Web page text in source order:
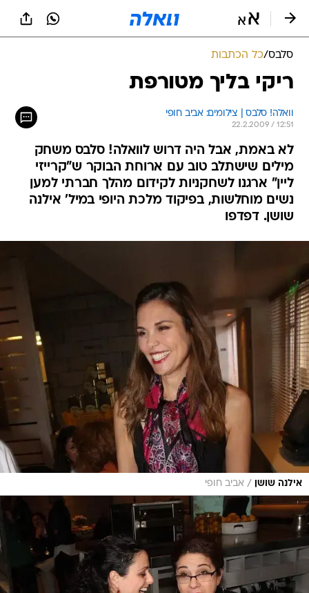
סלבס/כל הכתבות
ריקי בליך מטורפת
וואלה! סלבס | צילומים: אביב חופי
22.2.2009 / 12:51
לא באמת, אבל היה דרוש לוואלה! סלבס משחק
מילים שישתלב טוב עם ארוחת הבוקר ש"קרייזי
ליין" ארגנו לשחקניות לקידום מהלך חברתי למען
נשים מוחלשות, בפיקוד מלכת היופי במיל' אילנה
שושן. דפדפו
אילנה שושן / אביב חופי